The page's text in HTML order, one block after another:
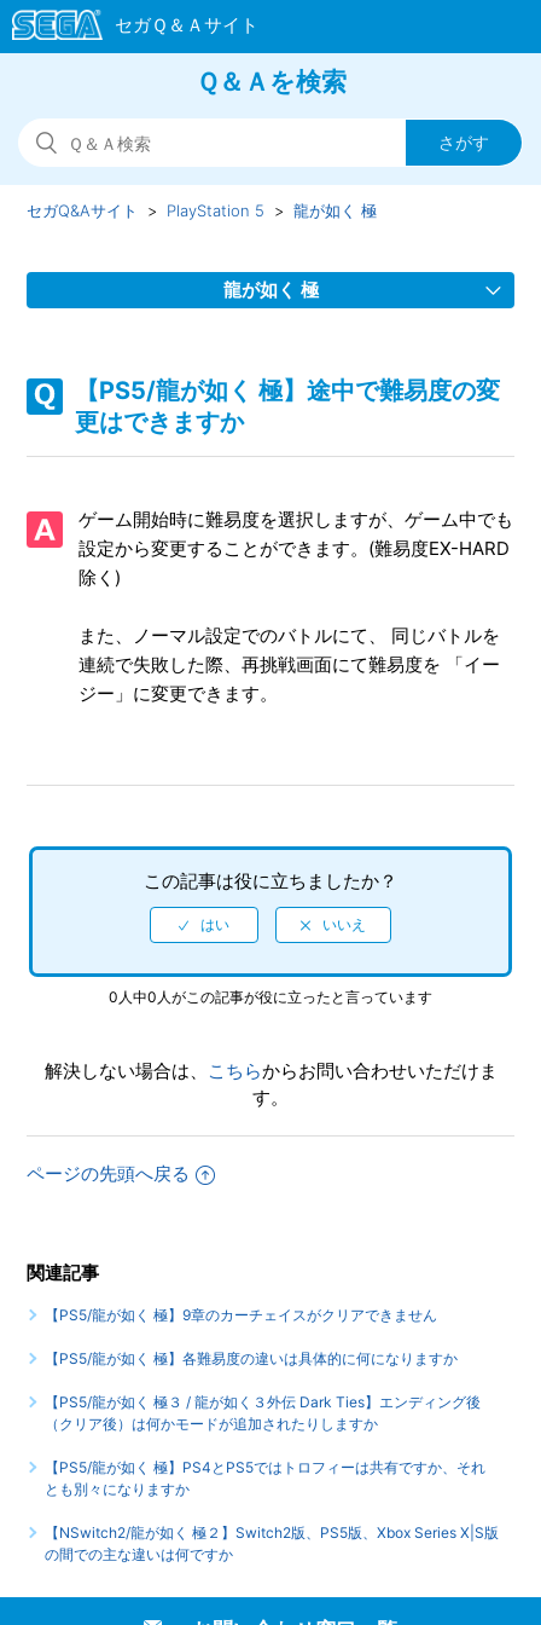
Ｑ＆Ａを検索
セガQ&Aサイト PlayStation 5 龍が如く 極
龍が如く 極
【PS5/龍が如く 極】取扱説明書（マニュアル）はあります
サイト／SNS等で公開してもいいですか
【PS5/龍が如く 極】シェア機能に対応していますか（制限
【PS5/龍が如く 極】9章のカーチェイスがクリアできません
【PS5/龍が如く 極】DLCなしで、2周め（強くてニューゲー
ム）モードができますか
【PS5/龍が如く 極】クリアデータのデータ引き継ぎにて、
引き継がれる要素と引き継がれない要素を教えてください
【PS5/龍が如く 極】クリア後、2周めができるモードはあり
ますか
【PS5/龍が如く 極】途中で難易度の変
更はできますか
ゲーム開始時に難易度を選択しますが、ゲーム中でも
設定から変更することができます。(難易度EX-HARD
除く)
また、ノーマル設定でのバトルにて、 同じバトルを
連続で失敗した際、再挑戦画面にて難易度を 「イー
ジー」に変更できます。
この記事は役に立ちましたか？
0人中0人がこの記事が役に立ったと言っています
解決しない場合は、 こちらからお問い合わせいただけま
す。
ページの先頭へ戻る
関連記事
【PS5/龍が如く 極】9章のカーチェイスがクリアできません
【PS5/龍が如く 極】各難易度の違いは具体的に何になりますか
【PS5/龍が如く 極３ / 龍が如く３外伝 Dark Ties】エンディング後
（クリア後）は何かモードが追加されたりしますか
【PS5/龍が如く 極】PS4とPS5ではトロフィーは共有ですか、それ
とも別々になりますか
【NSwitch2/龍が如く 極２】Switch2版、PS5版、Xbox Series X|S版
の間での主な違いは何ですか